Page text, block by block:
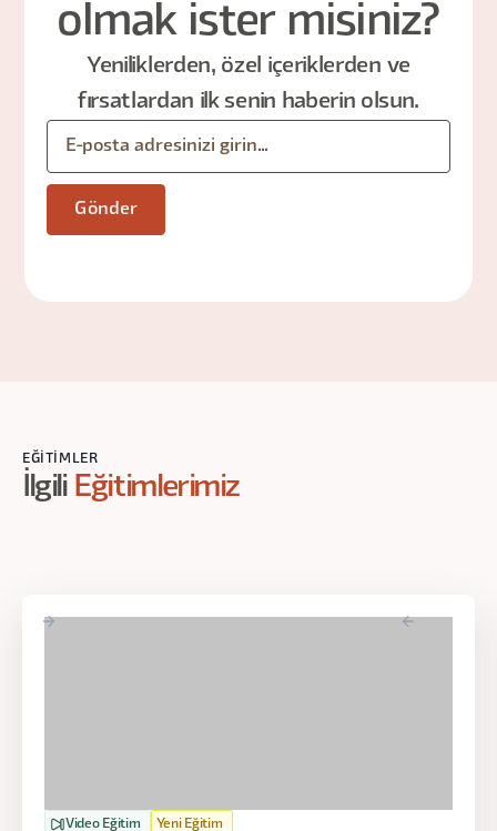
olmak ister misiniz?
Yeniliklerden, özel içeriklerden ve
fırsatlardan ilk senin haberin olsun.
EĞITIMLER
İlgili Eğitimlerimiz
Video Eğitim Yeni Eğitim